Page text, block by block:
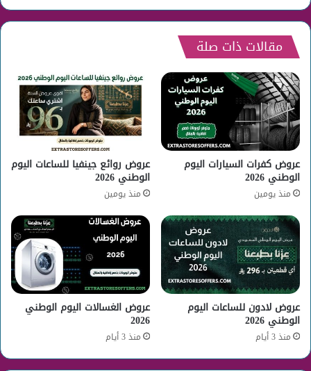
مقالات ذات صلة
عروض كفرات السيارات اليوم
الوطني 2026
منذ يومين
عروض روائع جينفيا للساعات اليوم
الوطني 2026
منذ يومين
عروض لادون للساعات اليوم
الوطني 2026
منذ 3 أيام
عروض الغسالات اليوم الوطني
2026
منذ 3 أيام